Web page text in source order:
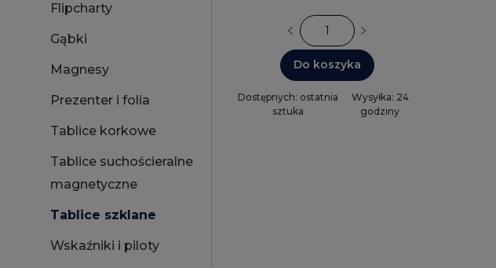
Flipcharty
Gąbki
Magnesy
Prezenter i folia
Tablice korkowe
Tablice suchościeralne
magnetyczne
Tablice szklane
Wskaźniki i piloty
Do koszyka
Dostępnych: ostatnia
sztuka
Wysyłka: 24
godziny